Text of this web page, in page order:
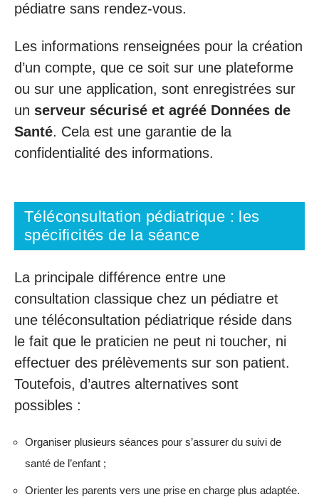
pédiatre sans rendez-vous.
Les informations renseignées pour la création
d’un compte, que ce soit sur une plateforme
ou sur une application, sont enregistrées sur
un serveur sécurisé et agréé Données de
Santé. Cela est une garantie de la
confidentialité des informations.
Téléconsultation pédiatrique : les
spécificités de la séance
La principale différence entre une
consultation classique chez un pédiatre et
une téléconsultation pédiatrique réside dans
le fait que le praticien ne peut ni toucher, ni
effectuer des prélèvements sur son patient.
Toutefois, d’autres alternatives sont
possibles :
Organiser plusieurs séances pour s’assurer du suivi de
santé de l’enfant ;
Orienter les parents vers une prise en charge plus adaptée.